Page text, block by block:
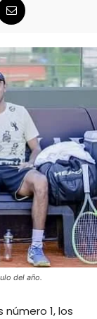
del año.
1, los